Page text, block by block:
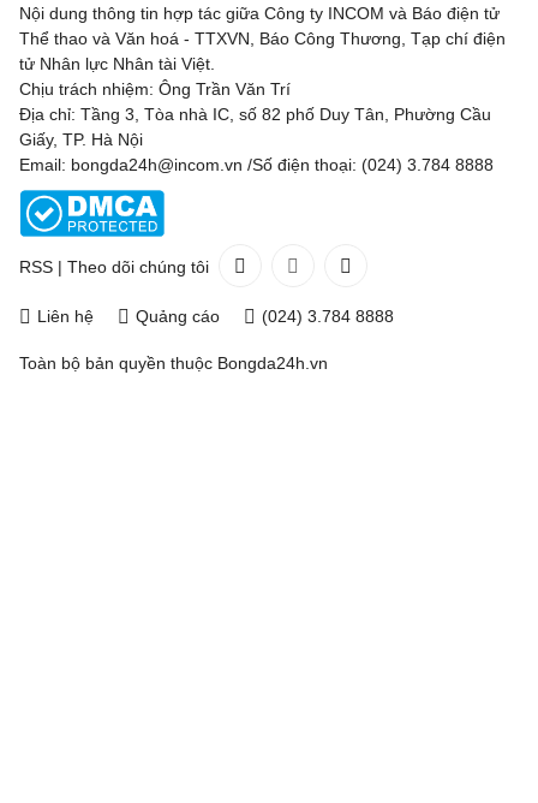
Nội dung thông tin hợp tác giữa Công ty INCOM và Báo điện tử
Thể thao và Văn hoá - TTXVN, Báo Công Thương, Tạp chí điện
tử Nhân lực Nhân tài Việt.
Chịu trách nhiệm: Ông Trần Văn Trí
Địa chỉ: Tầng 3, Tòa nhà IC, số 82 phố Duy Tân, Phường Cầu
Giấy, TP. Hà Nội
Email: bongda24h@incom.vn /Số điện thoại: (024) 3.784 8888
RSS | Theo dõi chúng tôi
Liên hệ Quảng cáo (024) 3.784 8888
Toàn bộ bản quyền thuộc Bongda24h.vn